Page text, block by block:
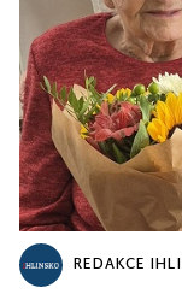
REDAKCE